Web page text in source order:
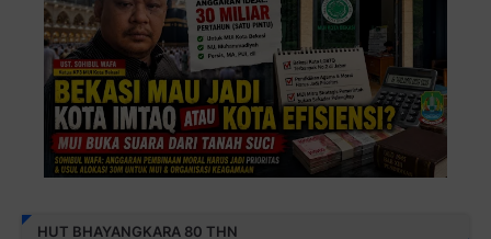
HUT BHAYANGKARA 80 THN